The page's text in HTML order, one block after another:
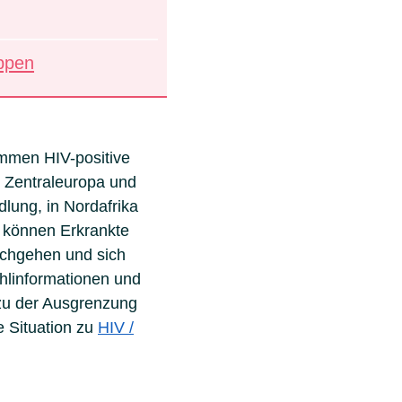
HIV-positive
und
in Nordafrika
Erkrankte
und sich
und
der Ausgrenzung
Situation zu HIV /